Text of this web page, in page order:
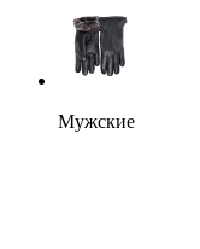
Мужские